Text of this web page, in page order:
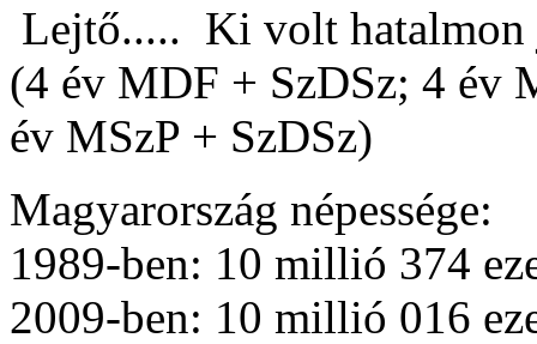
Lejtő..... Ki volt hatalmon
(4 év MDF + SzDSz; 4 év
év MSzP + SzDSz)
Magyarország népessége:
1989-ben: 10 millió 374
2009-ben: 10 millió 016